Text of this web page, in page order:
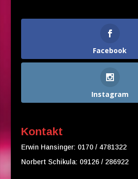
Facebook
Instagram
Kontakt
Erwin Hansinger: 0170 / 4781322
Norbert Schikula: 09126 / 286922